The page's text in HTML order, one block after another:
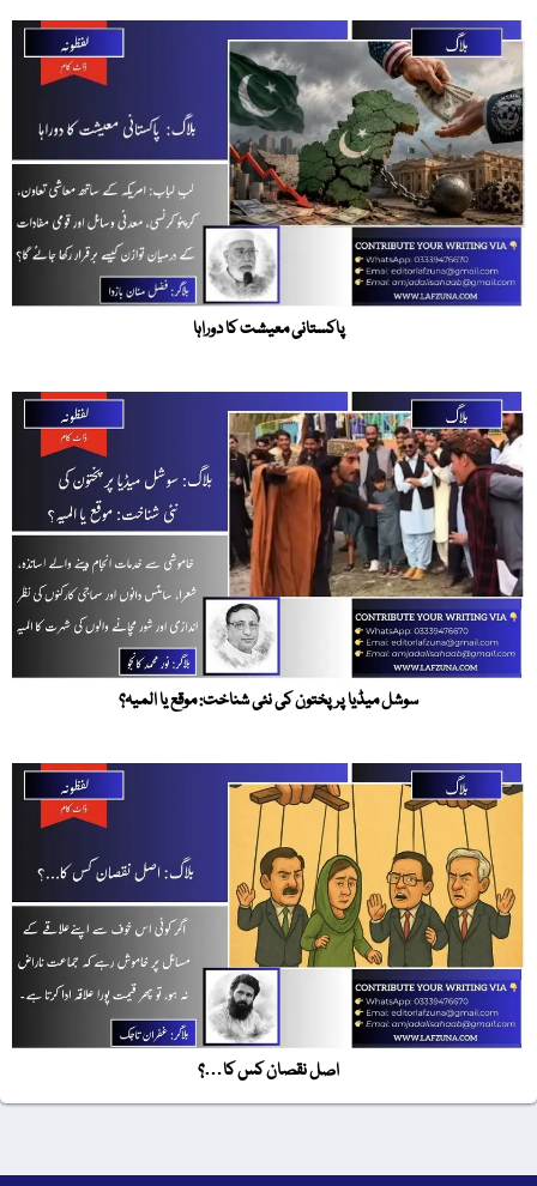
پاکستانی معیشت کا دوراہا
سوشل میڈیا پر پختون کی نئی شناخت: موقع یا المیہ؟
اصل نقصان کس کا…؟